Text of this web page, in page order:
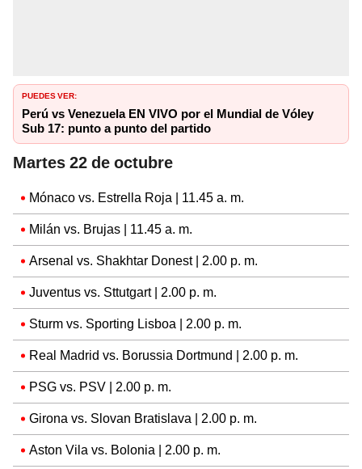
PUEDES VER:
Perú vs Venezuela EN VIVO por el Mundial de Vóley
Sub 17: punto a punto del partido
Martes 22 de octubre
Mónaco vs. Estrella Roja | 11.45 a. m.
Milán vs. Brujas | 11.45 a. m.
Arsenal vs. Shakhtar Donest | 2.00 p. m.
Juventus vs. Sttutgart | 2.00 p. m.
Sturm vs. Sporting Lisboa | 2.00 p. m.
Real Madrid vs. Borussia Dortmund | 2.00 p. m.
PSG vs. PSV | 2.00 p. m.
Girona vs. Slovan Bratislava | 2.00 p. m.
Aston Vila vs. Bolonia | 2.00 p. m.